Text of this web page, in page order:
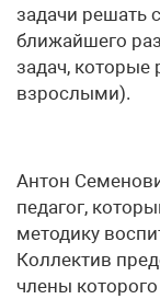
задачи решать
ближайшего
задач, которые
взрослыми).
Антон
педагог,
методику
Коллектив
члены